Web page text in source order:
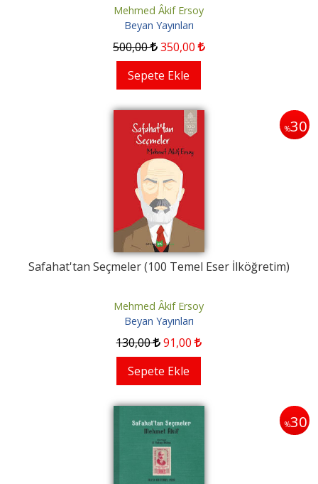
Mehmed Âkif Ersoy
Beyan Yayınları
500,00 350,00
Sepete Ekle
%30
Safahat'tan Seçmeler (100 Temel Eser İlköğretim)
Mehmed Âkif Ersoy
Beyan Yayınları
130,00 91,00
Sepete Ekle
%30